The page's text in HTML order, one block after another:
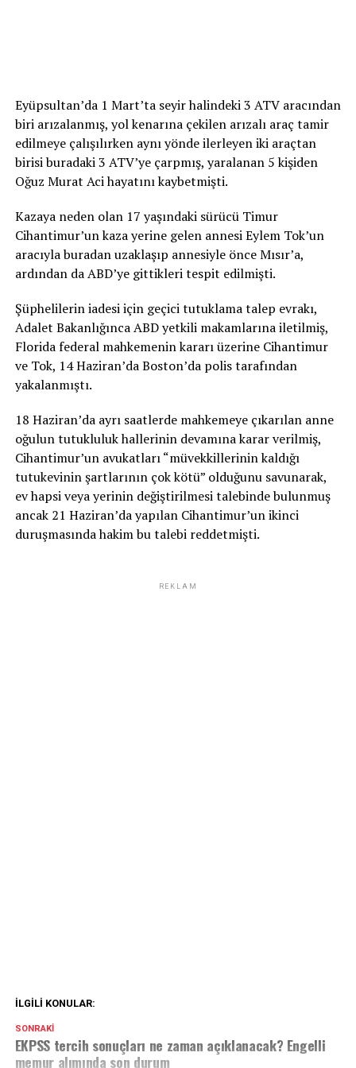
Eyüpsultan’da 1 Mart’ta seyir halindeki 3 ATV aracından
biri arızalanmış, yol kenarına çekilen arızalı araç tamir
edilmeye çalışılırken aynı yönde ilerleyen iki araçtan
birisi buradaki 3 ATV’ye çarpmış, yaralanan 5 kişiden
Oğuz Murat Aci hayatını kaybetmişti.
Kazaya neden olan 17 yaşındaki sürücü Timur
Cihantimur’un kaza yerine gelen annesi Eylem Tok’un
aracıyla buradan uzaklaşıp annesiyle önce Mısır’a,
ardından da ABD’ye gittikleri tespit edilmişti.
Şüphelilerin iadesi için geçici tutuklama talep evrakı,
Adalet Bakanlığınca ABD yetkili makamlarına iletilmiş,
Florida federal mahkemenin kararı üzerine Cihantimur
ve Tok, 14 Haziran’da Boston’da polis tarafından
yakalanmıştı.
18 Haziran’da ayrı saatlerde mahkemeye çıkarılan anne
oğulun tutukluluk hallerinin devamına karar verilmiş,
Cihantimur’un avukatları “müvekkillerinin kaldığı
tutukevinin şartlarının çok kötü” olduğunu savunarak,
ev hapsi veya yerinin değiştirilmesi talebinde bulunmuş
ancak 21 Haziran’da yapılan Cihantimur’un ikinci
duruşmasında hakim bu talebi reddetmişti.
REKLAM
İLGILI KONULAR:
SONRAKI
EKPSS tercih sonuçları ne zaman açıklanacak? Engelli
memur alımında son durum